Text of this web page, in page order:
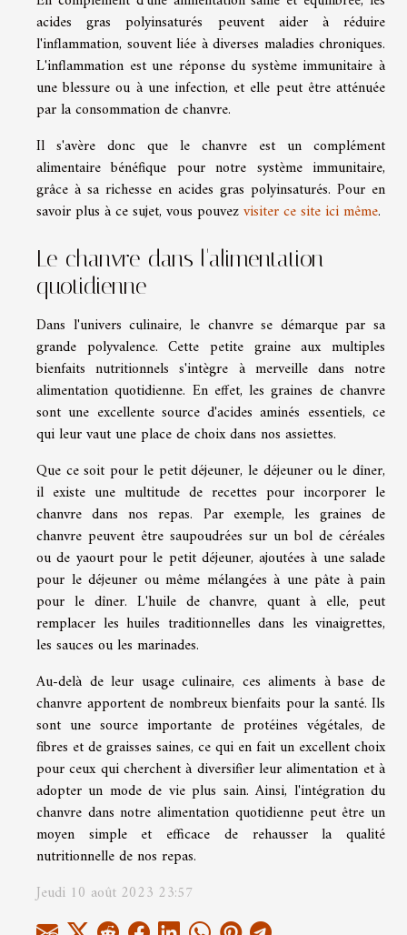
acides gras polyinsaturés peuvent aider à réduire
l'inflammation, souvent liée à diverses maladies chroniques.
L'inflammation est une réponse du système immunitaire à
une blessure ou à une infection, et elle peut être atténuée
par la consommation de chanvre.
Il s'avère donc que le chanvre est un complément
alimentaire bénéfique pour notre système immunitaire,
grâce à sa richesse en acides gras polyinsaturés. Pour en
savoir plus à ce sujet, vous pouvezvisiter ce site ici même.
Le chanvre dans l'alimentation
quotidienne
Dans l'univers culinaire, le chanvre se démarque par sa
grande polyvalence. Cette petite graine aux multiples
bienfaits nutritionnels s'intègre à merveille dans notre
alimentation quotidienne. En effet, les graines de chanvre
sont une excellente source d'acides aminés essentiels, ce
qui leur vaut une place de choix dans nos assiettes.
Que ce soit pour le petit déjeuner, le déjeuner ou le dîner,
il existe une multitude de recettes pour incorporer le
chanvre dans nos repas. Par exemple, les graines de
chanvre peuvent être saupoudrées sur un bol de céréales
ou de yaourt pour le petit déjeuner, ajoutées à une salade
pour le déjeuner ou même mélangées à une pâte à pain
pour le dîner. L'huile de chanvre, quant à elle, peut
remplacer les huiles traditionnelles dans les vinaigrettes,
les sauces ou les marinades.
Au-delà de leur usage culinaire, ces aliments à base de
chanvre apportent de nombreux bienfaits pour la santé. Ils
sont une source importante de protéines végétales, de
fibres et de graisses saines, ce qui en fait un excellent choix
pour ceux qui cherchent à diversifier leur alimentation et à
adopter un mode de vie plus sain. Ainsi, l'intégration du
chanvre dans notre alimentation quotidienne peut être un
moyen simple et efficace de rehausser la qualité
nutritionnelle de nos repas.
Jeudi 10 août 2023 23:57